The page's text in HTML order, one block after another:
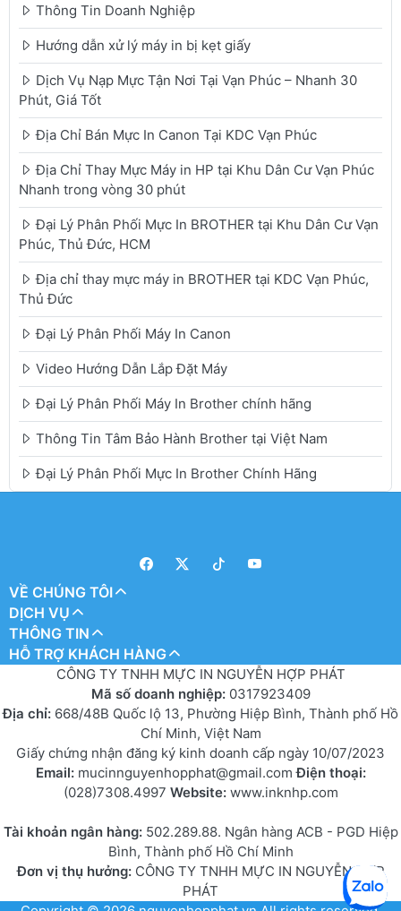
Thông Tin Doanh Nghiệp
Hướng dẫn xử lý máy in bị kẹt giấy
Dịch Vụ Nạp Mực Tận Nơi Tại Vạn Phúc – Nhanh 30
Phút, Giá Tốt
Địa Chỉ Bán Mực In Canon Tại KDC Vạn Phúc
Địa Chỉ Thay Mực Máy in HP tại Khu Dân Cư Vạn Phúc
Nhanh trong vòng 30 phút
Đại Lý Phân Phối Mực In BROTHER tại Khu Dân Cư Vạn
Phúc, Thủ Đức, HCM
Địa chỉ thay mực máy in BROTHER tại KDC Vạn Phúc,
Thủ Đức
Đại Lý Phân Phối Máy In Canon
Video Hướng Dẫn Lắp Đặt Máy
Đại Lý Phân Phối Máy In Brother chính hãng
Thông Tin Tâm Bảo Hành Brother tại Việt Nam
Đại Lý Phân Phối Mực In Brother Chính Hãng
VỀ CHÚNG TÔI
DỊCH VỤ
THÔNG TIN
HỖ TRỢ KHÁCH HÀNG
CÔNG TY TNHH MỰC IN NGUYỄN HỢP PHÁT
Mã số doanh nghiệp: 0317923409
Địa chỉ: 668/48B Quốc lộ 13, Phường Hiệp Bình, Thành phố Hồ
Chí Minh, Việt Nam
Giấy chứng nhận đăng ký kinh doanh cấp ngày 10/07/2023
Email: mucinnguyenhopphat@gmail.comĐiện thoại:
(028)7308.4997 Website: www.inknhp.com
Tài khoản ngân hàng: 502.289.88. Ngân hàng ACB - PGD Hiệp
Bình, Thành phố Hồ Chí Minh
Đơn vị thụ hưởng:CÔNG TY TNHH MỰC IN NGUYỄN HỢP
PHÁT